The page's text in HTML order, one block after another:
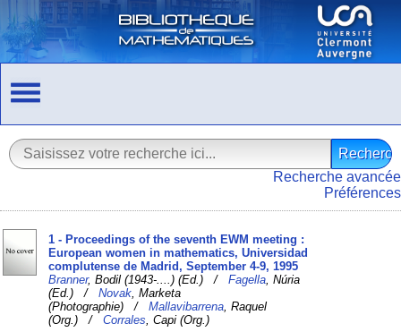
Recherche avancée
Préférences
1 - Proceedings of the seventh EWM meeting :
European women in mathematics, Universidad
complutense de Madrid, September 4-9, 1995
Branner, Bodil (1943-....) (Ed.) /Fagella , Núria
(Ed.) /Novak , Marketa
(Photographie) /Mallavibarrena , Raquel
(Org.) /Corrales , Capi (Org.)